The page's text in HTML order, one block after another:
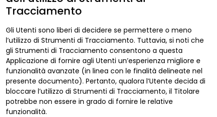
Tracciamento
Gli Utenti sono liberi di decidere se permettere o meno
l’utilizzo di Strumenti di Tracciamento. Tuttavia, si noti che
gli Strumenti di Tracciamento consentono a questa
Applicazione di fornire agli Utenti un’esperienza migliore e
funzionalità avanzate (in linea con le finalità delineate nel
presente documento). Pertanto, qualora l’Utente decida di
bloccare l’utilizzo di Strumenti di Tracciamento, il Titolare
potrebbe non essere in grado di fornire le relative
funzionalità.